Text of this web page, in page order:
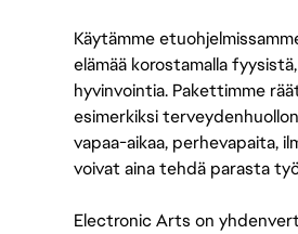
Käytämme
elämää korostamalla
hyvinvointia. Pakettimme
esimerkiksi
vapaa-aikaa, perhevapaita,
voivat aina tehdä parasta
Electronic Arts on